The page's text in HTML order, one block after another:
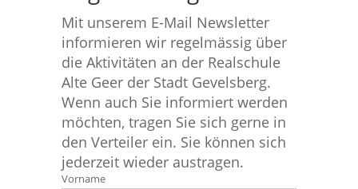
Mit unserem E-Mail Newsletter
informieren wir regelmässig über
die Aktivitäten an der Realschule
Alte Geer der Stadt Gevelsberg.
Wenn auch Sie informiert werden
möchten, tragen Sie sich gerne in
den Verteiler ein. Sie können sich
jederzeit wieder austragen.
Vorname